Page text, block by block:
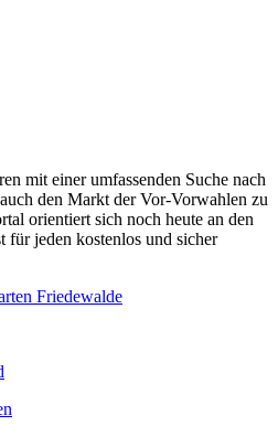
mit einer umfassenden Suche nach
den Markt der Vor-Vorwahlen zu
orientiert sich noch heute an den
für jeden kostenlos und sicher
Friedewalde